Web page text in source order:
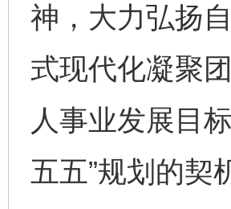
神，大力弘扬
式现代化凝聚
人事业发展目
五五”规划的契